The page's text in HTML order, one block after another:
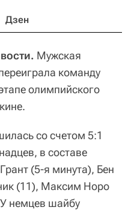
Дзен
Мужская
команду
олимпийского
со счетом 5:1
в составе
(5-я минута), Бен
(11), Максим Норо
немцев шайбу